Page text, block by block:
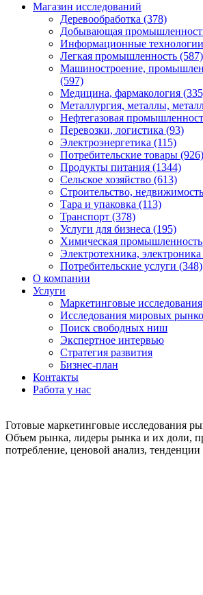
Магазин исследований
Деревообработка (378)
Добывающая
Информационные
Легкая промышленность (587)
Машиностроение,
(597)
Медицина, фармакология
Металлургия, металлы,
Нефтегазовая
Перевозки, логистика (93)
Электроэнергетика (115)
Потребительские товары (926)
Продукты питания (1344)
Сельское хозяйство (613)
Строительство,
Тара и упаковка (113)
Транспорт (378)
Услуги для бизнеса (195)
Химическая
Электротехника,
Потребительские услуги (348)
О компании
Услуги
Маркетинговые исследования
Исследования мировых
Поиск свободных ниш
Экспертное интервью
Стратегия развития
Бизнес-план
Контакты
Работа у нас
Готовые маркетинговые исследования
Объем рынка, лидеры рынка и их доли,
потребление, ценовой анализ, тенденции